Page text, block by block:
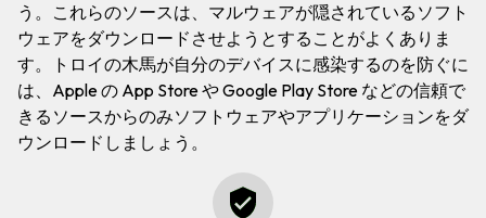
う。これらのソースは、マルウェアが隠されているソフト
ウェアをダウンロードさせようとすることがよくありま
す。トロイの木馬が自分のデバイスに感染するのを防ぐに
は、Apple の App Store や Google Play Store などの信頼で
きるソースからのみソフトウェアやアプリケーションをダ
ウンロードしましょう。